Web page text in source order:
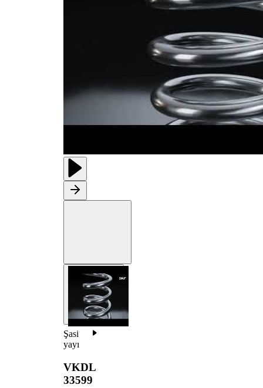
Şasi
yayı
VKDL
33599